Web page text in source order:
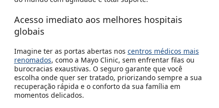
Acesso imediato aos melhores hospitais
globais
Imagine ter as portas abertas nos centros médicos mais
renomados, como a Mayo Clinic, sem enfrentar filas ou
burocracias exaustivas. O seguro garante que você
escolha onde quer ser tratado, priorizando sempre a sua
recuperação rápida e o conforto da sua família em
momentos delicados.